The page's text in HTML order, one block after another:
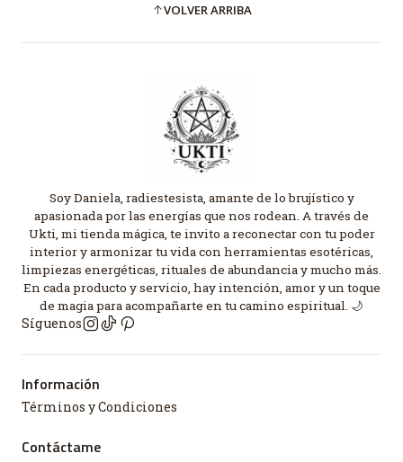
VOLVER ARRIBA
Soy Daniela, radiestesista, amante de lo brujístico y
apasionada por las energías que nos rodean. A través de
Ukti, mi tienda mágica, te invito a reconectar con tu poder
interior y armonizar tu vida con herramientas esotéricas,
limpiezas energéticas, rituales de abundancia y mucho más.
En cada producto y servicio, hay intención, amor y un toque
de magia para acompañarte en tu camino espiritual. 🌙
Síguenos
Información
Términos y Condiciones
Contáctame